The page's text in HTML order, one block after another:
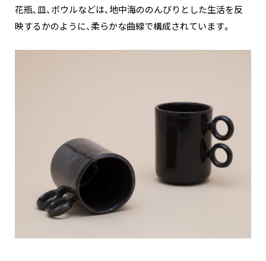
花瓶、皿、ボウルなどは、地中海ののんびりとした生活を反
映するかのように、柔らかな曲線で構成されています。